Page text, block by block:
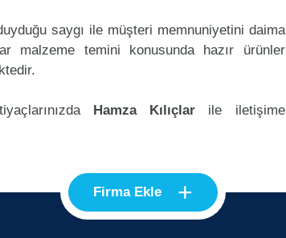
saygı ile müşteri memnuniyetini daima
malzeme temini konusunda hazır ürünler
Hamza Kılıçlar ile iletişime
Firma Ekle +